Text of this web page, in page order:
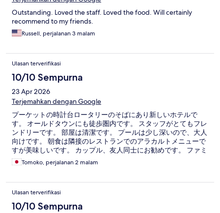
Outstanding. Loved the staff. Loved the food. Will certainly
recommend to my friends.
Russell, perjalanan 3 malam
Ulasan terverifikasi
10/10 Sempurna
23 Apr 2026
Terjemahkan dengan Google
プーケットの時計台ロータリーのそばにあり新しいホテルで
す。 オールドタウンにも徒歩圏内です。 スタッフがとてもフレ
ンドリーです。 部屋は清潔です。 プールは少し深いので、大人
向けです。 朝食は隣接のレストランでのアラカルトメニューで
すが美味しいです。 カップル、友人同士にお勧めです。 ファミ
リールームもありますが、子供プールはないのでホテルスティ
にはむきません。
Tomoko, perjalanan 2 malam
Ulasan terverifikasi
10/10 Sempurna